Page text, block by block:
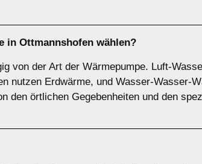
in Ottmannshofen wählen?
von der Art der Wärmepumpe. Luft-
nutzen Erdwärme, und Wasser-Wasser-
den örtlichen Gegebenheiten und den